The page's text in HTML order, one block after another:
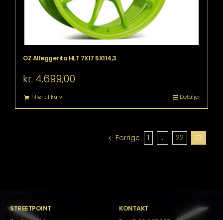
OZ Alleggerita HLT 7X17 5X114,3
kr. 4.699,00
Tilføj til kurv Detaljer
Forrige 1 … 22 23
STREETPOINT
KONTAKT